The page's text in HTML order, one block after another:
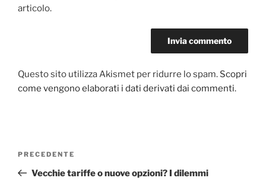
articolo.
Questo sito utilizza Akismet per ridurre lo spam. Scopri
come vengono elaborati i dati derivati dai commenti.
Articolo
precedente:
PRECEDENTE
Vecchie tariffe o nuove opzioni? I dilemmi